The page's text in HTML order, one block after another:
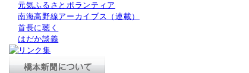
元気ふるさとボランティア
南海高野線アーカイブス（連載）
首長に聴く
はだか談義